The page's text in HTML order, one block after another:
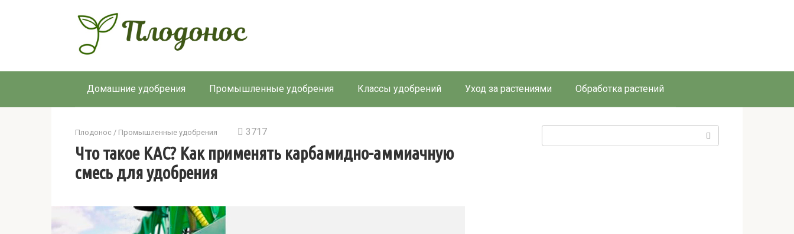
Домашние удобрения Промышленные удобрения Классы удобрений Уход за растениями Обработка растений
Плодонос / Промышленные удобрения 3717
Что такое КАС? Как применять карбамидно-аммиачную
смесь для удобрения